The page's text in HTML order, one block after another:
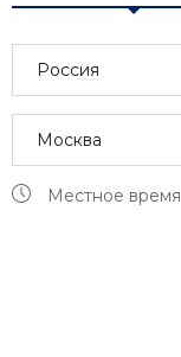
Россия
Москва
Местное время